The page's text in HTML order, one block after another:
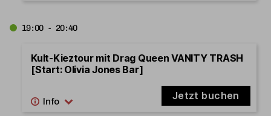
19:00 - 20:40
Kult-Kieztour mit Drag Queen VANITY TRASH
[Start: Olivia Jones Bar]
Jetzt buchen